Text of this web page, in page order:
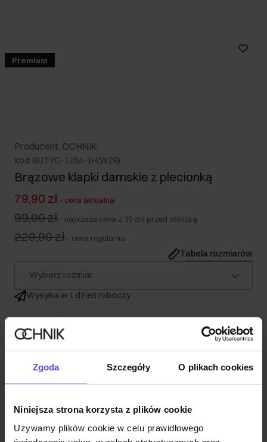
Zgoda Szczegóły O plikach cookies
Niniejsza strona korzysta z plików cookie
Używamy plików cookie w celu prawidłowego
Premium
Producent: OCHNIK
Kod: BUTYD-1254-1H(W26)
Brązowe klapki damskie z plecionką
79,90 zł - cena aktualna
99,90 zł - najniższa cena z 30 dni przed obniżką
229,90 zł - cena regularna
Tabela rozmiarów
Wybierz rozmiar
Wysyłka w 1 dzień roboczy
Opis produktu
Opinie